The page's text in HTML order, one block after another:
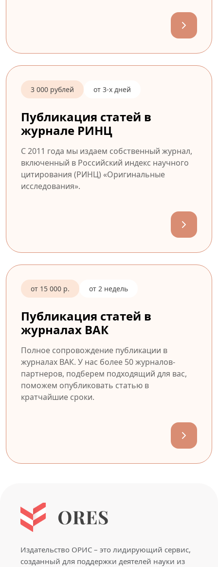
3 000 рублей от 3-х дней
Публикация статей в
журнале РИНЦ
С 2011 года мы издаем собственный журнал,
включенный в Российский индекс научного
цитирования (РИНЦ) «Оригинальные
исследования».
от 15 000 р. от 2 недель
Публикация статей в
журналах ВАК
Полное сопровождение публикации в
журналах ВАК. У нас более 50 журналов-
партнеров, подберем подходящий для вас,
поможем опубликовать статью в
кратчайшие сроки.
Издательство ОРИС – это лидирующий сервис,
созданный для поддержки деятелей науки из